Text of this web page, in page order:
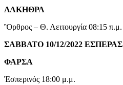
ΛΑΚΗΘΡΑ
Ὂρθρος – Θ. Λειτουργία 08:15 π.μ.
ΣΑΒΒΑΤΟ 10/12/2022 ΕΣΠΕΡΑΣ
ΦΑΡΣΑ
Ἑσπερινός 18:00 μ.μ.